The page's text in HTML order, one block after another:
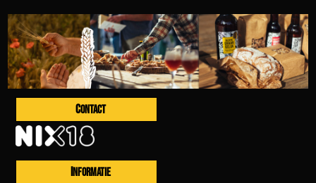
CONTACT
INFORMATIE